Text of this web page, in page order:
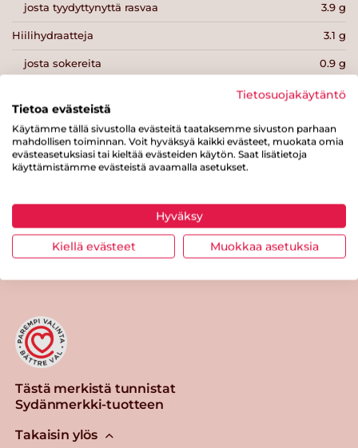
josta tyydyttynyttä rasvaa 3.9 g
Hiilihydraatteja 3.1 g
josta sokereita 0.9 g
0 g
Suolaa 1.3 g
Tulosta sivu Jaa tuote
Tästä merkistä tunnistat
Sydänmerkki-tuotteen
Takaisin ylös
Tietosuojakäytäntö
Tietoa evästeistä
Käytämme tällä sivustolla evästeitä taataksemme sivuston parhaan
mahdollisen toiminnan. Voit hyväksyä kaikki evästeet, muokata omia
evästeasetuksiasi tai kieltää evästeiden käytön. Saat lisätietoja
käyttämistämme evästeistä avaamalla asetukset.
Hyväksy
Kiellä evästeet Muokkaa asetuksia